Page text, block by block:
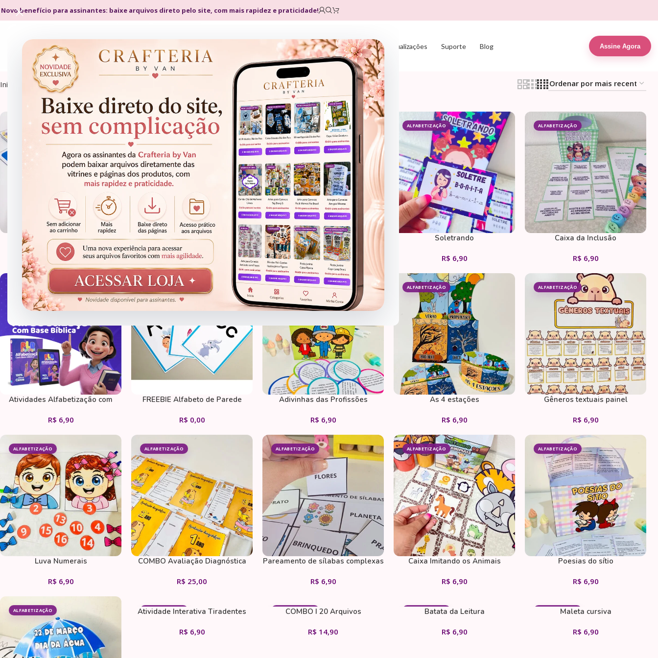
Novo benefício para assinantes: baixe arquivos direto pelo site, com mais rapidez e praticidade!
Home Loja Planos Atualizações Suporte Blog Assine Agora
Início Papelaria Pedagógica
ALFABETIZAÇÃO
Uno da leitura
R$ 6,90
ALFABETIZAÇÃO
Bingo das sílabas simples
R$6,90
ALFABETIZAÇÃO
Banana da Leitura
R$6,90
ALFABETIZAÇÃO
Soletrando
R$ 6,90
ALFABETIZAÇÃO
Caixa da Inclusão
R$ 6,90
ALFABETIZAÇÃO
Atividades Alfabetização com
R$ 6,90
ALFABETIZAÇÃO
FREEBIE Alfabeto de Parede
R$ 0,00
ALFABETIZAÇÃO
Adivinhas das Profissões
R$ 6,90
ALFABETIZAÇÃO
As 4 estações
R$ 6,90
ALFABETIZAÇÃO
Gêneros textuais painel
R$ 6,90
ALFABETIZAÇÃO
Luva Numerais
R$ 6,90
ALFABETIZAÇÃO
COMBO Avaliação Diagnóstica
R$ 25,00
ALFABETIZAÇÃO
Pareamento de sílabas complexas
R$ 6,90
ALFABETIZAÇÃO
Caixa Imitando os Animais
R$ 6,90
ALFABETIZAÇÃO
Poesias do sítio
R$ 6,90
ALFABETIZAÇÃO ALFABETIZAÇÃO
Atividade Interativa Tiradentes
R$ 6,90
ALFABETIZAÇÃO
COMBO I 20 Arquivos
R$ 14,90
ALFABETIZAÇÃO
Batata da Leitura
R$ 6,90
ALFABETIZAÇÃOMaleta cursiva
R$ 6,90